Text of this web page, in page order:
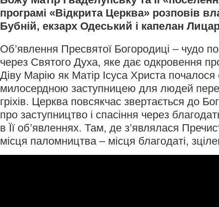
програмі «Відкрита Церква» розповів
Бубній, екзарх Одеський і капелан
Об’явлення Пресвятої Богородиці – чудо
через Святого Духа, яке дає одкровення
Діву Марію як Матір Ісуса Христа почалося
милосердною заступницею для людей
гріхів. Церква повсякчас звертається до
про заступництво і спасіння через
в Її об’явленнях. Там, де з’являлася
місця паломництва – місця благодаті,